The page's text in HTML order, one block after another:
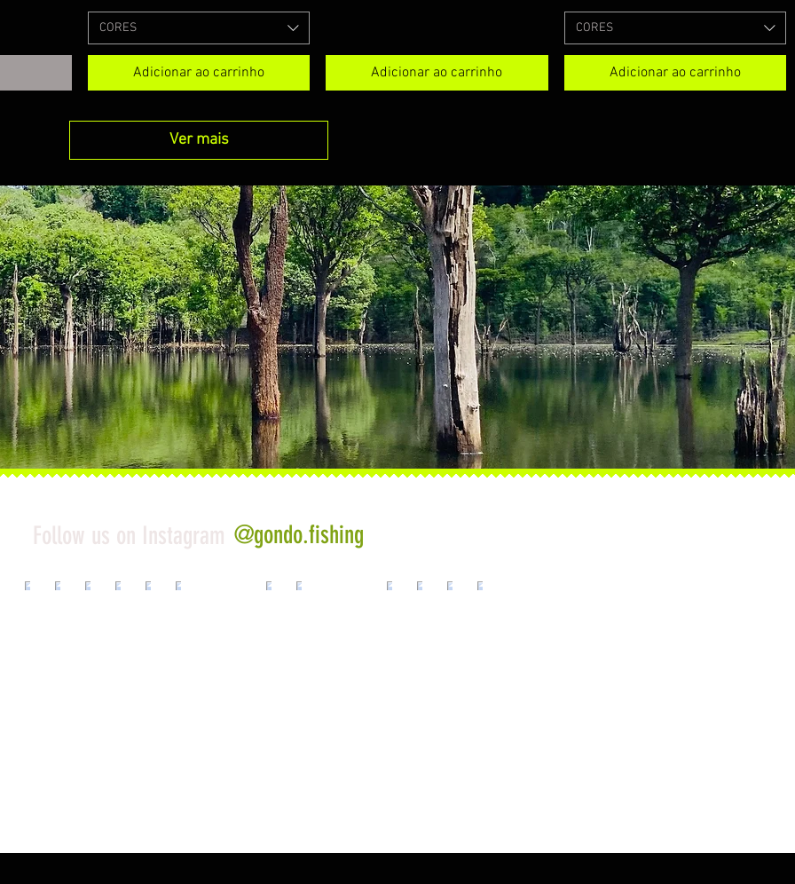
CORES
Adicionar ao carrinho Adicionar ao carrinho
CORES
Adicionar ao carrinho
Ver mais
Follow us on Instagram @gondo.fishing